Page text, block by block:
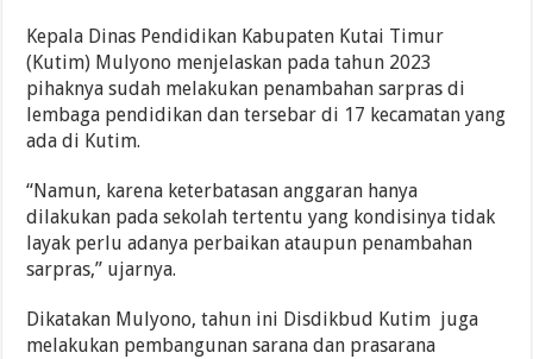
Kepala Dinas Pendidikan Kabupaten Kutai Timur
(Kutim) Mulyono menjelaskan pada tahun 2023
pihaknya sudah melakukan penambahan sarpras di
lembaga pendidikan dan tersebar di 17 kecamatan yang
ada di Kutim.
“Namun, karena keterbatasan anggaran hanya
dilakukan pada sekolah tertentu yang kondisinya tidak
layak perlu adanya perbaikan ataupun penambahan
sarpras,” ujarnya.
Dikatakan Mulyono, tahun ini Disdikbud Kutim juga
melakukan pembangunan sarana dan prasarana